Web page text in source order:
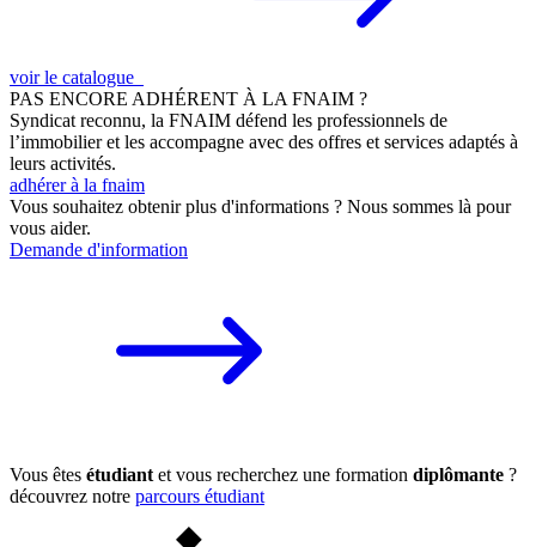
voir le catalogue
PAS ENCORE ADHÉRENT À LA FNAIM ?
Syndicat reconnu, la FNAIM défend les professionnels de
l’immobilier et les accompagne avec des offres et services adaptés à
leurs activités.
adhérer à la fnaim
Vous souhaitez obtenir plus d'informations ? Nous sommes là pour
vous aider.
Demande d'information
Vous êtes étudiant et vous recherchez une formation diplômante ?
découvrez notre parcours étudiant